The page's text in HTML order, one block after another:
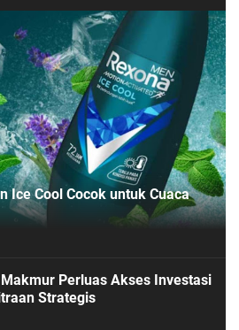
Ice Cool Cocok untuk Cuaca
Perluas Akses Investasi
Strategis